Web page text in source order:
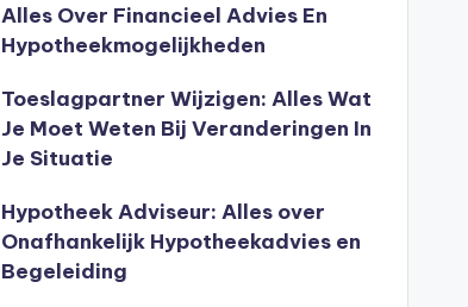
Alles Over Financieel Advies En
Hypotheekmogelijkheden
Toeslagpartner Wijzigen: Alles Wat
Je Moet Weten Bij Veranderingen In
Je Situatie
Hypotheek Adviseur: Alles over
Onafhankelijk Hypotheekadvies en
Begeleiding